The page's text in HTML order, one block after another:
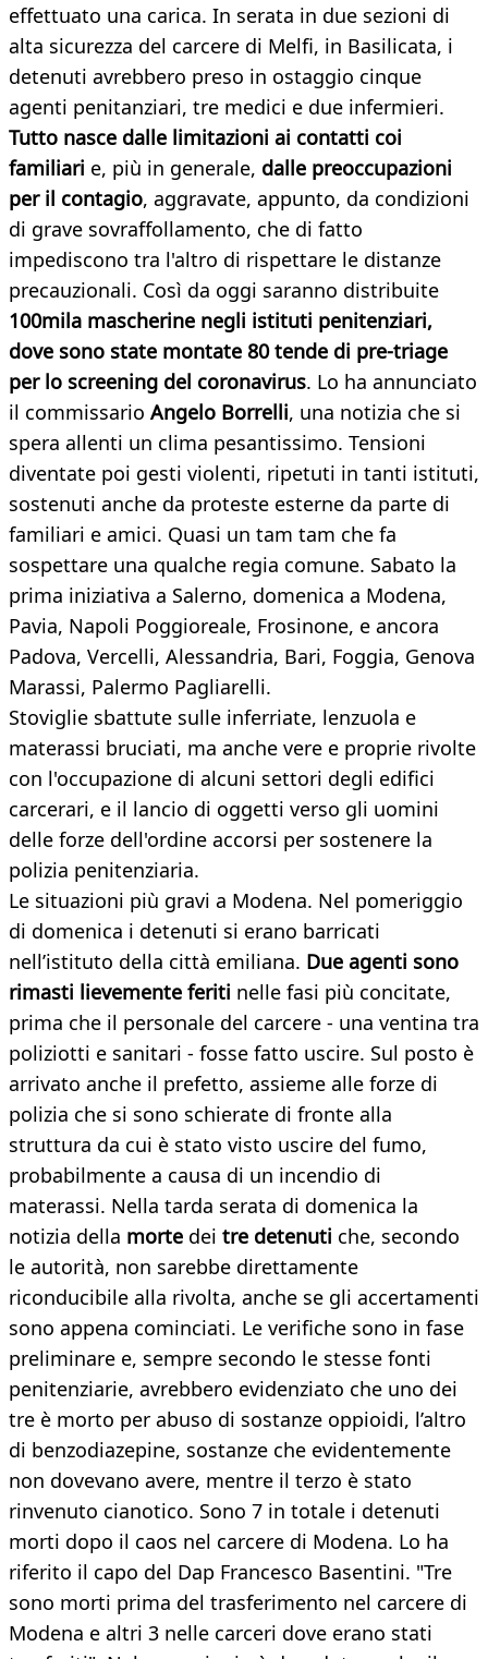
effettuato una carica. In serata in due sezioni di
alta sicurezza del carcere di Melfi, in Basilicata, i
detenuti avrebbero preso in ostaggio cinque
agenti penitanziari, tre medici e due infermieri.
Tutto nasce dalle limitazioni ai contatti coi
familiari e, più in generale, dalle preoccupazioni
per il contagio, aggravate, appunto, da condizioni
di grave sovraffollamento, che di fatto
impediscono tra l'altro di rispettare le distanze
precauzionali. Così da oggi saranno distribuite
100mila mascherine negli istituti penitenziari,
dove sono state montate 80 tende di pre-triage
per lo screening del coronavirus. Lo ha annunciato
il commissario Angelo Borrelli, una notizia che si
spera allenti un clima pesantissimo. Tensioni
diventate poi gesti violenti, ripetuti in tanti istituti,
sostenuti anche da proteste esterne da parte di
familiari e amici. Quasi un tam tam che fa
sospettare una qualche regia comune. Sabato la
prima iniziativa a Salerno, domenica a Modena,
Pavia, Napoli Poggioreale, Frosinone, e ancora
Padova, Vercelli, Alessandria, Bari, Foggia, Genova
Marassi, Palermo Pagliarelli.
Stoviglie sbattute sulle inferriate, lenzuola e
materassi bruciati, ma anche vere e proprie rivolte
con l'occupazione di alcuni settori degli edifici
carcerari, e il lancio di oggetti verso gli uomini
delle forze dell'ordine accorsi per sostenere la
polizia penitenziaria.
Le situazioni più gravi a Modena. Nel pomeriggio
di domenica i detenuti si erano barricati
nell’istituto della città emiliana. Due agenti sono
rimasti lievemente feriti nelle fasi più concitate,
prima che il personale del carcere - una ventina tra
poliziotti e sanitari - fosse fatto uscire. Sul posto è
arrivato anche il prefetto, assieme alle forze di
polizia che si sono schierate di fronte alla
struttura da cui è stato visto uscire del fumo,
probabilmente a causa di un incendio di
materassi. Nella tarda serata di domenica la
notizia della morte dei tre detenuti che, secondo
le autorità, non sarebbe direttamente
riconducibile alla rivolta, anche se gli accertamenti
sono appena cominciati. Le verifiche sono in fase
preliminare e, sempre secondo le stesse fonti
penitenziarie, avrebbero evidenziato che uno dei
tre è morto per abuso di sostanze oppioidi, l’altro
di benzodiazepine, sostanze che evidentemente
non dovevano avere, mentre il terzo è stato
rinvenuto cianotico. Sono 7 in totale i detenuti
morti dopo il caos nel carcere di Modena. Lo ha
riferito il capo del Dap Francesco Basentini. "Tre
sono morti prima del trasferimento nel carcere di
Modena e altri 3 nelle carceri dove erano stati